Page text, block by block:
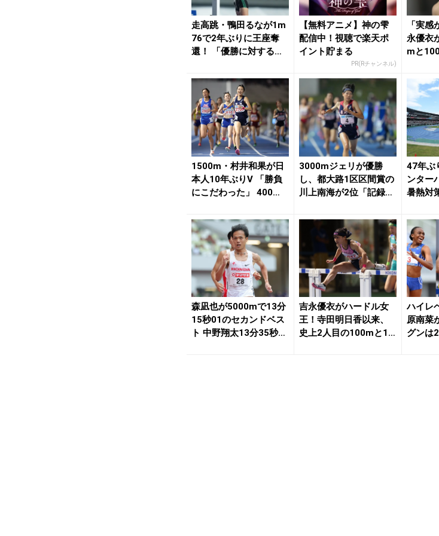
走高跳・鴨田るなが1m
76で2年ぶりに王座奪
還！ 「優勝に対する重
【無料アニメ】神の雫
配信中！視聴で楽天ポ
イント貯まる
PR(Rチャンネル)
「実
永優衣
mと
1500m・村井和果が日
本人10年ぶりV 「勝負
にこだわった」 400
3000mジェリが優勝
し、都大路1区区間賞の
川上南海が2位「記録に
47年ぶ
ンター
暑熱対
森凪也が5000mで13分
15秒01のセカンドベス
ト 中野翔太13分35秒02
吉永優衣がハードル女
王！寺田明日香以来、
史上2人目の100mと10
ハイレ
原南菜
グンは